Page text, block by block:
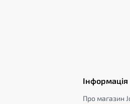
Інформація
Про магазин